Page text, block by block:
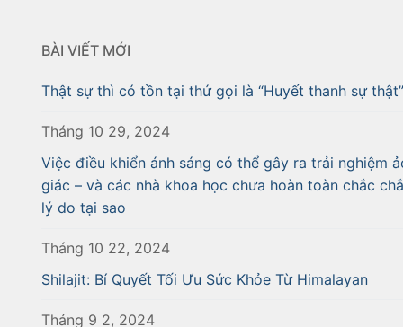
BÀI VIẾT MỚI
Thật sự thì có tồn tại thứ gọi là “Huyết thanh sự
Tháng 10 29, 2024
Việc điều khiển ánh sáng có thể gây ra trải nghiệm
giác – và các nhà khoa học chưa hoàn toàn chắc
lý do tại sao
Tháng 10 22, 2024
Shilajit: Bí Quyết Tối Ưu Sức Khỏe Từ Himalayan
Tháng 9 2, 2024